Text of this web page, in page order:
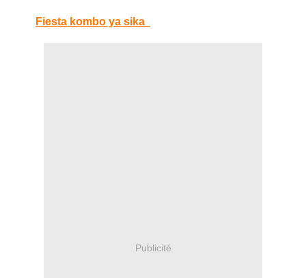
Fiesta kombo ya sika
Publicité